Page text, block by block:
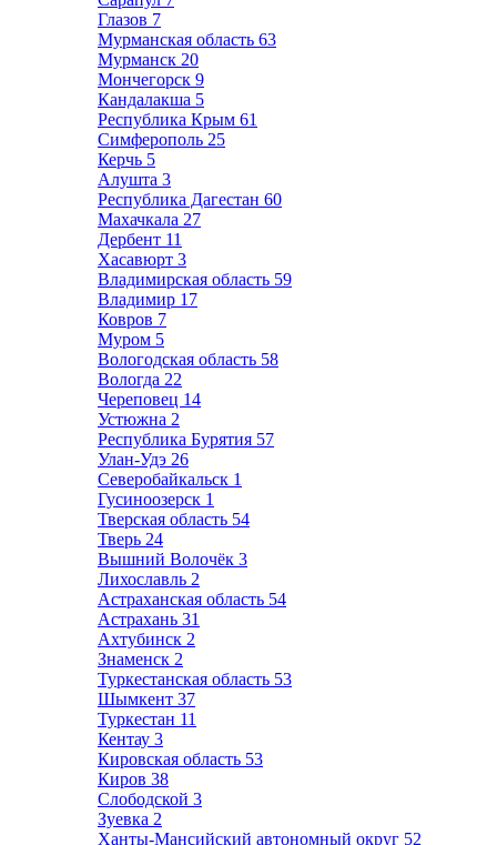
Глазов 7
Мурманская область 63
Мурманск 20
Мончегорск 9
Кандалакша 5
Республика Крым 61
Симферополь 25
Керчь 5
Алушта 3
Республика Дагестан 60
Махачкала 27
Дербент 11
Хасавюрт 3
Владимирская область 59
Владимир 17
Ковров 7
Муром 5
Вологодская область 58
Вологда 22
Череповец 14
Устюжна 2
Республика Бурятия 57
Улан-Удэ 26
Северобайкальск 1
Гусиноозерск 1
Тверская область 54
Тверь 24
Вышний Волочёк 3
Лихославль 2
Астраханская область 54
Астрахань 31
Ахтубинск 2
Знаменск 2
Туркестанская область 53
Шымкент 37
Туркестан 11
Кентау 3
Кировская область 53
Киров 38
Слободской 3
Зуевка 2
Ханты-Мансийский автономный округ 52